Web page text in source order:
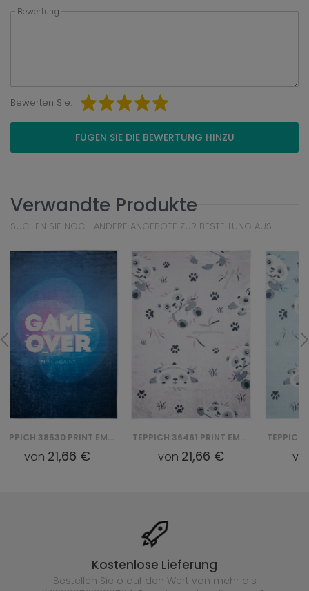
Bewertung
Bewerten Sie:
FÜGEN SIE DIE BEWERTUNG HINZU
Verwandte Produkte
SUCHEN SIE NOCH ANDERE ANGEBOTE ZUR BESTELLUNG AUS
von21,66 € von21,66 €
Kostenlose Lieferung
Bestellen Sie o auf den Wert von mehr als